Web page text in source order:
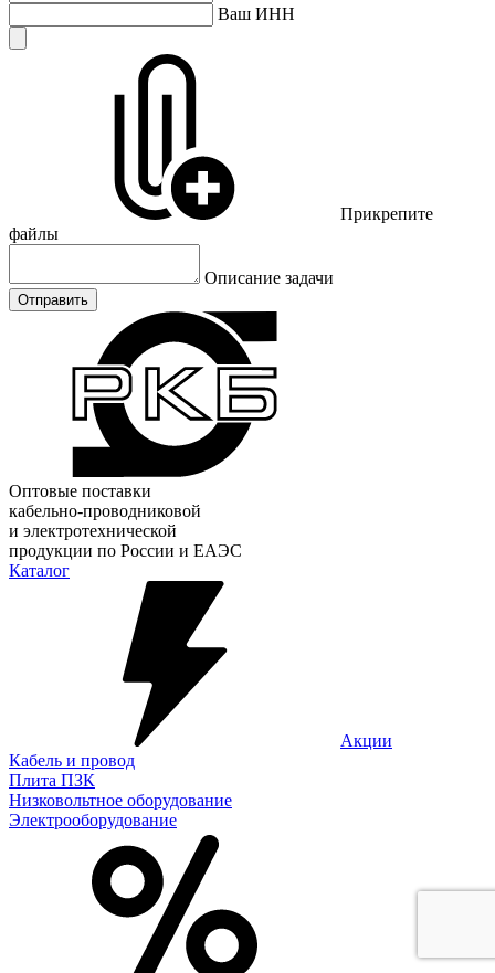
Ваш ИНН
Прикрепите
файлы
Описание задачи
Отправить
Оптовые поставки
кабельно-проводниковой
и электротехнической
продукции по России и ЕАЭС
Каталог
Акции
Кабель и провод
Плита ПЗК
Низковольтное оборудование
Электрооборудование